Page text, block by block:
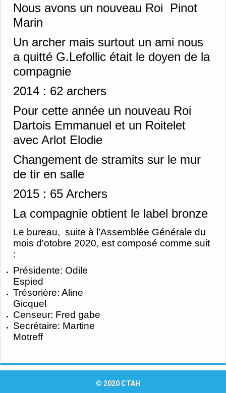
Nous avons un nouveau Roi Pinot
Marin
Un archer mais surtout un ami nous
a quitté G.Lefollic était le doyen de la
compagnie
2014 : 62 archers
Pour cette année un nouveau Roi
Dartois Emmanuel et un Roitelet
avec Arlot Elodie
Changement de stramits sur le mur
de tir en salle
2015 : 65 Archers
La compagnie obtient le label bronze
Le bureau, suite à l’Assemblée Générale du
mois d'otobre 2020, est composé comme suit
:
Présidente: Odile
Espied
Trésorière: Aline
Gicquel
Censeur: Fred gabe
Secrétaire: Martine
Motreff
© 2020 CTAH